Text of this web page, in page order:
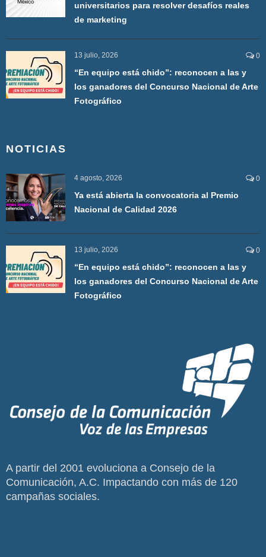
universitarios para resolver desafíos reales
de marketing
13 julio, 2026 0
“En equipo está chido”: reconocen a las y
los ganadores del Concurso Nacional de Arte
Fotográfico
NOTICIAS
4 agosto, 2026 0
Ya está abierta la convocatoria al Premio
Nacional de Calidad 2026
13 julio, 2026 0
“En equipo está chido”: reconocen a las y
los ganadores del Concurso Nacional de Arte
Fotográfico
A partir del 2001 evoluciona a Consejo de la
Comunicación, A.C. Impactando con más de 120
campañas sociales.